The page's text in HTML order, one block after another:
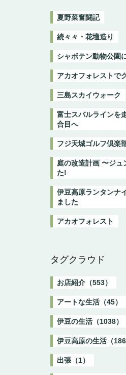
夏野菜奮闘記
続々々・花壇造り
シャボテン動物公園
アカオフォレストで
三島スカイウォーク
富士スバルラインを
合目へ
フジ天城ゴルフ倶楽
庭の改造計画 〜ジュ
た!
伊豆高原ランタンナ
ました
アカオフォレスト
タグクラウド
お店紹介（553）
アートな生活（45）
伊豆の生活（1038）
伊豆高原の生活（186
出張（1）